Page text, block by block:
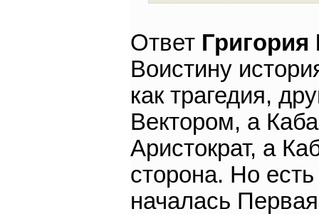
Ответ
Воистину
как трагедия,
Вектором, а
Аристократ, а
сторона. Но
началась